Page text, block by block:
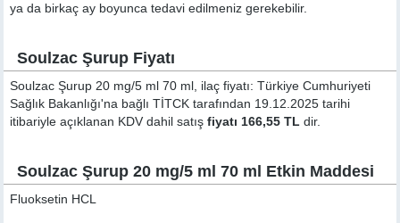
ya da birkaç ay boyunca tedavi edilmeniz gerekebilir.
Soulzac Şurup Fiyatı
Soulzac Şurup 20 mg/5 ml 70 ml, ilaç fiyatı: Türkiye Cumhuriyeti
Sağlık Bakanlığı'na bağlı TİTCK tarafından 19.12.2025 tarihi
itibariyle açıklanan KDV dahil satışfiyatı 166,55 TL dir.
Soulzac Şurup 20 mg/5 ml 70 ml Etkin Maddesi
Fluoksetin HCL